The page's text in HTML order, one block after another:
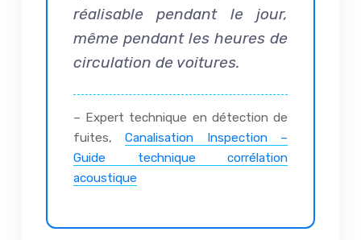
réalisable pendant le jour,
même pendant les heures de
circulation de voitures.
– Expert technique en détection de
fuites,Canalisation Inspection –
Guide technique corrélation
acoustique